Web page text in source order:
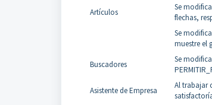
Artículos
Se
flechas,
Se
muestre el
Buscadores
Se
Asistente de Empresa
Al trabajar